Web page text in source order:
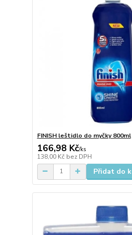
FINISH leštidlo do myčky 800ml
166,98 Kč/ks
138,00 Kč bez DPH
Přidat do